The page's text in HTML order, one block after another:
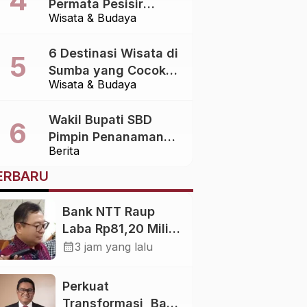
Wisata & Budaya
Permata Pesisir
Sumba Barat yang
Keindahan Alam
Alami
Wisata & Budaya
6 Destinasi Wisata di
Sumba yang Cocok
untuk Liburan
Berita
Wakil Bupati SBD
Pimpin Penanaman
Mangrove Bersama
di Muara Weekelo
Bank NTT Raup
Laba Rp81,20 Miliar
di Semester I 2026
calendar_month3 jam yang lalu
Perkuat
Transformasi, Bank